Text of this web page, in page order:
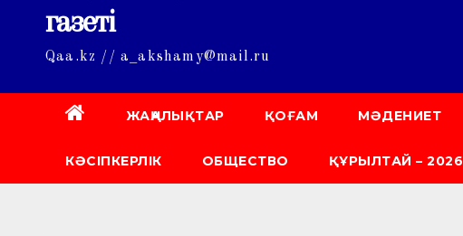
газеті
Qaa.kz // a_akshamy@mail.ru
ЖАҢАЛЫҚТАР ҚОҒАМ МӘДЕНИЕТ
КӘСІПКЕРЛІК ОБЩЕСТВО ҚҰРЫЛТАЙ – 2026